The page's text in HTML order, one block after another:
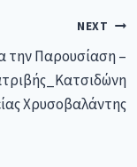
NEXT
την Παρουσίαση –
Χρυσοβαλάντης